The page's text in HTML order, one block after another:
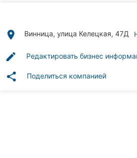
рубрики
place Винница, улица Келецкая, 47Д
edit Редактировать бизнес
share Поделиться компанией